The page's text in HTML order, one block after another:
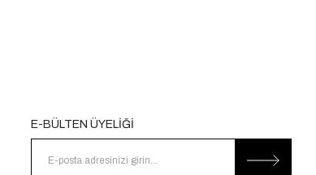
E-BÜLTEN ÜYELİĞİ